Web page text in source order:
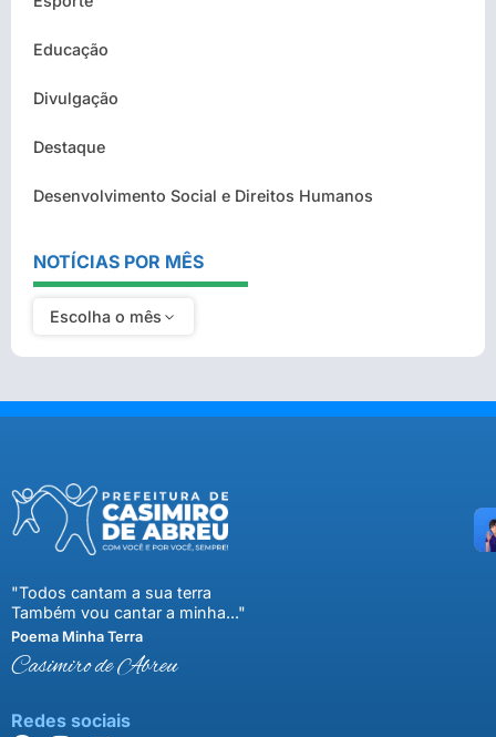
Educação
Divulgação
Destaque
Desenvolvimento Social e Direitos Humanos
NOTÍCIAS POR MÊS
Escolha o mês
"Todos cantam a sua terra
Também vou cantar a minha..."
Poema Minha Terra
Casimiro de Abreu
Redes sociais